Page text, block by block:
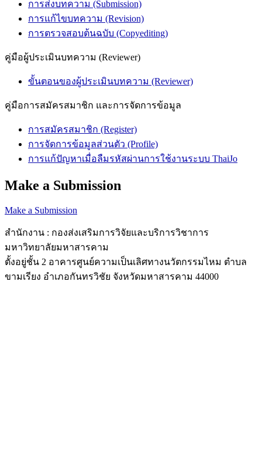
การส่งบทความ (Submission)
การแก้ไขบทความ (Revision)
การตรวจสอบต้นฉบับ (Copyediting)
คู่มือผู้ประเมินบทความ (Reviewer)
ขั้นตอนของผู้ประเมินบทความ (Reviewer)
คู่มือการสมัครสมาชิก และการจัดการข้อมูล
การสมัครสมาชิก (Register)
การจัดการข้อมูลส่วนตัว (Profile)
การแก้ปัญหาเมื่อลืมรหัสผ่านการใช้งานระบบ ThaiJo
Make a Submission
Make a Submission
สำนักงาน : กองส่งเสริมการวิจัยและบริการวิชาการ
มหาวิทยาลัยมหาสารคาม
ตั้งอยู่ชั้น 2 อาคารศูนย์ความเป็นเลิศทางนวัตกรรมไหม ตำบล
ขามเรียง อำเภอกันทรวิชัย จังหวัดมหาสารคาม 44000